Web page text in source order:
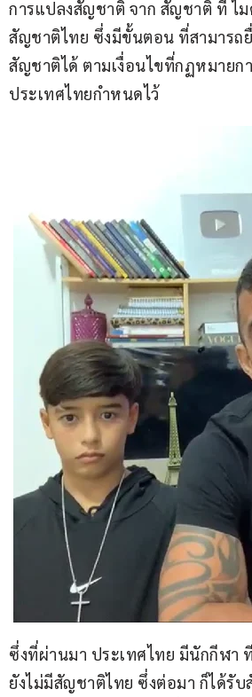
การแปลงสัญชาติ จาก สัญชาติ ที่ ไ
สัญชาติไทย ซึ่งมีขั้นตอน ที่สามารถ
สัญชาติได้ ตามเงื่อนไขที่กฏหมายก
ประเทศไทยกำหนดไว้
ซึ่งที่ผ่านมา ประเทศไทย มีนักกีฬา
ยังไม่มีสัญชาติไทย ซึ่งต่อมา ก็ได้รั